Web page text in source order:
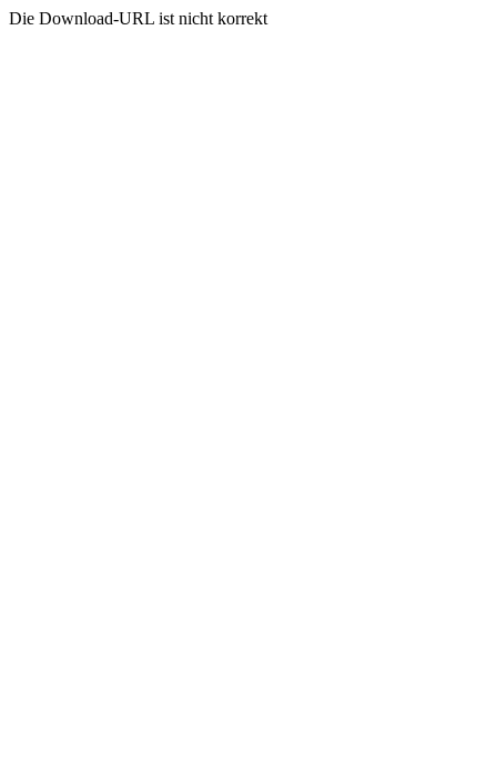
Die Download-URL ist nicht korrekt